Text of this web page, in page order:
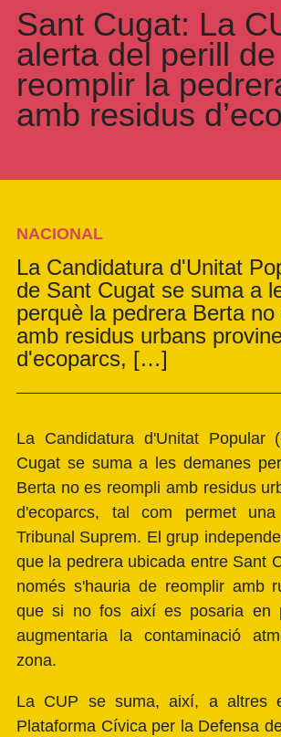
Sant Cugat: La
alerta del perill de
reomplir la
amb residus
NACIONAL
La Candidatura d'Unitat
de Sant Cugat se suma a
perquè la pedrera Berta
amb residus urbans
d'ecoparcs, […]
La Candidatura d'Unitat Popular
Cugat se suma a les demanes
Berta no es reompli amb residus
d'ecoparcs, tal com permet una
Tribunal Suprem. El grup
que la pedrera ubicada entre Sant
només s'hauria de reomplir amb
que si no fos així es posaria en
augmentaria la contaminació
zona.
La CUP se suma, així, a altres
Plataforma Cívica per la Defensa